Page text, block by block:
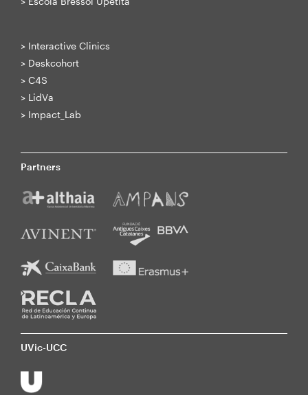
> Interactive Clinics
> Deskcohort
> C4S
> LidVa
> Impact_Lab
Partners
UVic-UCC